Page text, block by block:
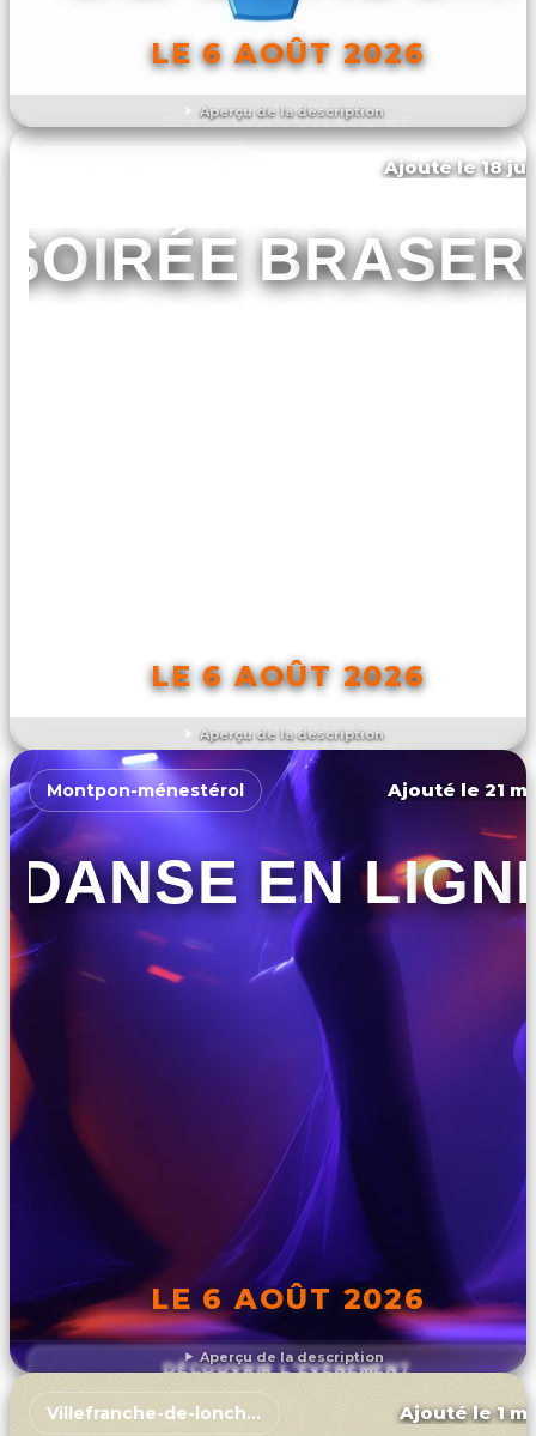
Aperçu de la description
LE 6 AOÛT 2026
DÉCOUVRIR L'ÉVÉNEMENT
Aperçu de la description
Ajouté le 18
SOIRÉE
LE 6 AOÛT 2026
DÉCOUVRIR L'ÉVÉNEMENT
Aperçu de la description
Montpon-ménestérol Ajouté le 21
DANSE EN
LE 6 AOÛT 2026
DÉCOUVRIR L'ÉVÉNEMENT
Villefranche-de-lonchat Ajouté le 1